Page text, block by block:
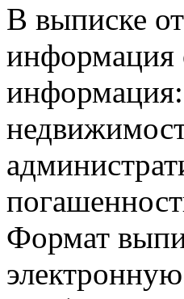
В выписке
информация
Формат